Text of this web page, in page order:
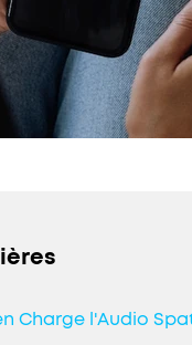
Charge l'Audio